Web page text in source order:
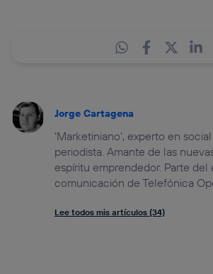
Jorge Cartagena
‘Marketiniano’, experto en
periodista. Amante de las
espíritu emprendedor. Parte del
comunicación de Telefónica
Lee todos mis artículos (34)